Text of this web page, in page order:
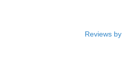
Reviews by